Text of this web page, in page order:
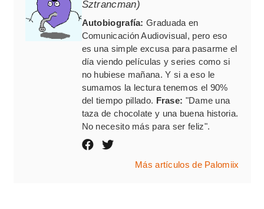
Sztrancman)
Autobiografía: Graduada en
Comunicación Audiovisual, pero eso
es una simple excusa para pasarme el
día viendo películas y series como si
no hubiese mañana. Y si a eso le
sumamos la lectura tenemos el 90%
del tiempo pillado. Frase: "Dame una
taza de chocolate y una buena historia.
No necesito más para ser feliz".
Más artículos de Palomiix